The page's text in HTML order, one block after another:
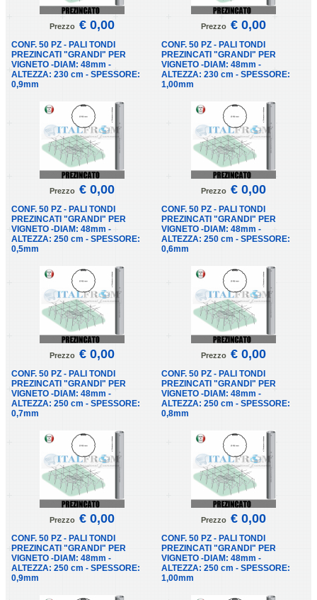
Prezzo € 0,00
CONF. 50 PZ - PALI TONDI
PREZINCATI "GRANDI" PER
VIGNETO -DIAM: 48mm -
ALTEZZA: 230 cm - SPESSORE:
0,9mm
Prezzo € 0,00
CONF. 50 PZ - PALI TONDI
PREZINCATI "GRANDI" PER
VIGNETO -DIAM: 48mm -
ALTEZZA: 230 cm - SPESSORE:
1,00mm
Prezzo € 0,00
CONF. 50 PZ - PALI TONDI
PREZINCATI "GRANDI" PER
VIGNETO -DIAM: 48mm -
ALTEZZA: 250 cm - SPESSORE:
0,5mm
Prezzo € 0,00
CONF. 50 PZ - PALI TONDI
PREZINCATI "GRANDI" PER
VIGNETO -DIAM: 48mm -
ALTEZZA: 250 cm - SPESSORE:
0,6mm
Prezzo € 0,00
CONF. 50 PZ - PALI TONDI
PREZINCATI "GRANDI" PER
VIGNETO -DIAM: 48mm -
ALTEZZA: 250 cm - SPESSORE:
0,7mm
Prezzo € 0,00
CONF. 50 PZ - PALI TONDI
PREZINCATI "GRANDI" PER
VIGNETO -DIAM: 48mm -
ALTEZZA: 250 cm - SPESSORE:
0,8mm
Prezzo € 0,00
CONF. 50 PZ - PALI TONDI
PREZINCATI "GRANDI" PER
VIGNETO -DIAM: 48mm -
ALTEZZA: 250 cm - SPESSORE:
0,9mm
Prezzo € 0,00
CONF. 50 PZ - PALI TONDI
PREZINCATI "GRANDI" PER
VIGNETO -DIAM: 48mm -
ALTEZZA: 250 cm - SPESSORE:
1,00mm